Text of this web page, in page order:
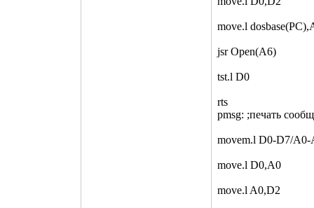
move.l
jsr Open(A6)
tst.l D0
rts
pmsg: ;печать
movem.l D0-D7/A0-
move.l D0,A0
move.l A0,D2